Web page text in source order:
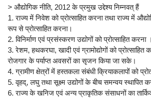
> औद्योगिक नीति, 2012 के प्रमुख उद्देश्य निम्नवत् हैं
1. राज्य में निवेश को प्रोत्साहित करना तथा राज्य में
रूप से प्रोत्साहित करना।
2. विनिर्माण एवं प्रसंस्करण उद्योगों को प्रोत्साहित करना ।
3. रेशम, हथकरघा, खादी एवं ग्रामोद्योगों को प्रोत्साहित
रोजगार के पर्याप्त अवसरों का सृजन किया जा सके।
4. ग्रामीण क्षेत्रों में हस्तकला संबंधी क्रियाकलापों को
5. वृहद्, लघु तथा सूक्ष्म उद्योगों के बीच समन्वय स्थापित
6. राज्य के खनिज एवं अन्य प्राकृतिक संसाधनों का